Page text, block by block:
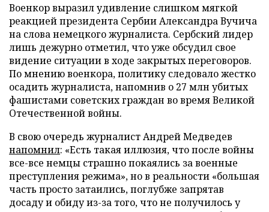
Военкор выразил удивление слишком мягкой
реакцией президента Сербии Александра Вучича
на слова немецкого журналиста. Сербский лидер
лишь дежурно отметил, что уже обсудил свое
видение ситуации в ходе закрытых переговоров.
По мнению военкора, политику следовало жестко
осадить журналиста, напомнив о 27 млн убитых
фашистами советских граждан во время Великой
Отечественной войны.
В свою очередь журналист Андрей Медведев
напомнил: «Есть такая иллюзия, что после войны
все-все немцы страшно покаялись за военные
преступления режима», но в реальности «большая
часть просто затаились, поглубже запрятав
досаду и обиду из-за того, что не получилось у